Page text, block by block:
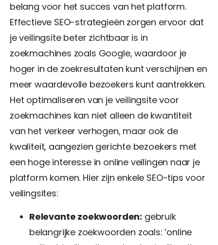
belang voor het succes van het platform.
Effectieve SEO-strategieën zorgen ervoor dat
je veilingsite beter zichtbaar is in
zoekmachines zoals Google, waardoor je
hoger in de zoekresultaten kunt verschijnen en
meer waardevolle bezoekers kunt aantrekken.
Het optimaliseren van je veilingsite voor
zoekmachines kan niet alleen de kwantiteit
van het verkeer verhogen, maar ook de
kwaliteit, aangezien gerichte bezoekers met
een hoge interesse in online veilingen naar je
platform komen. Hier zijn enkele SEO-tips voor
veilingsites:
Relevante zoekwoorden: gebruik
belangrijke zoekwoorden zoals: ’online